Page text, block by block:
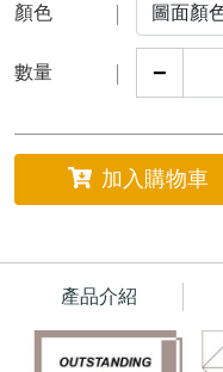
顏色
數量 −
加入購物車
產品介紹